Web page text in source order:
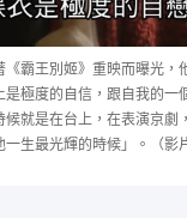
霸王別姬》重映而曝光，
極度的自信，跟自我的一
就是在台上，在表演京劇
生最光輝的時候」。（影